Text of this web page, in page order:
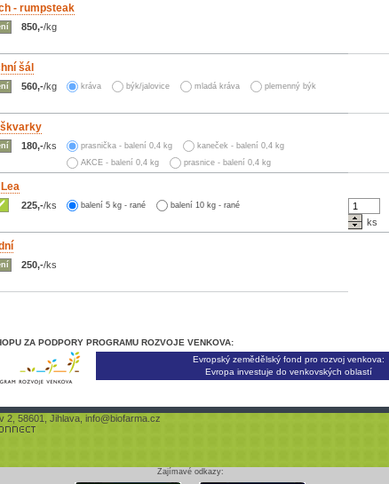
- rumpsteak
850,-/kg
šál
560,-/kg kráva býk/jalovice mladá kráva plemenný býk
180,-/ks prasnička - balení 0,4 kg
kaneček - balení 0,4 kg
AKCE - balení 0,4 kg
prasnice - balení 0,4 kg
225,-/ks balení 5 kg - rané balení 10 kg - rané
ks
250,-/ks
ZA PODPORY PROGRAMU ROZVOJE VENKOVA:
Evropský zemědělský fond pro rozvoj venkova:
Evropa investuje do venkovských oblastí
2, 58601, Jihlava, info@biofarma.cz
Zajímavé odkazy: